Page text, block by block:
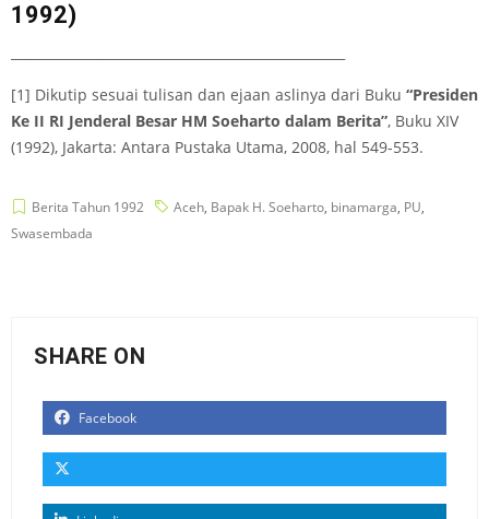
1992)
[1] Dikutip sesuai tulisan dan ejaan aslinya dari Buku “Presiden
Ke II RI Jenderal Besar HM Soeharto dalam Berita”, Buku XIV
(1992), Jakarta: Antara Pustaka Utama, 2008, hal 549-553.
Berita Tahun 1992 Aceh, Bapak H. Soeharto, binamarga, PU,
Swasembada
SHARE ON
Facebook